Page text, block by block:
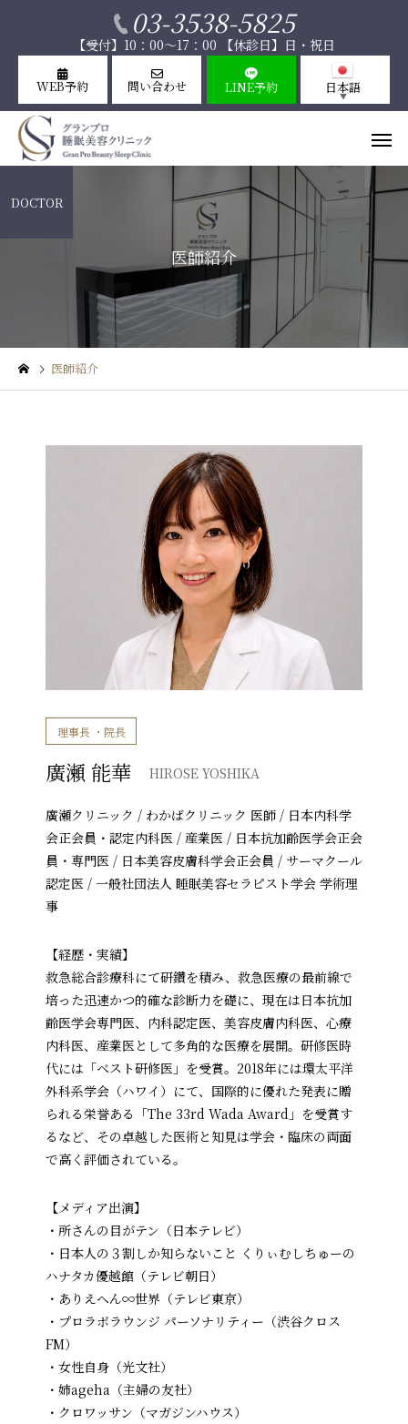
03-3538-5825
【受付】10：00～17：00 【休診日】日・祝日
WEB予約 問い合わせ LINE予約 日本語
▼
睡眠美容ケア
インナー
滴・注
医師紹介
DOCTOR
医師紹介
理事長 ・院長
廣瀬 能華 HIROSE YOSHIKA
廣瀬クリニック / わかばクリニック 医師 / 日本内科学
会正会員・認定内科医 / 産業医 / 日本抗加齢医学会正会
員・専門医 / 日本美容皮膚科学会正会員 / サーマクール
認定医 / 一般社団法人 睡眠美容セラピスト学会 学術理
事
【経歴・実績】
救急総合診療科にて研鑽を積み、救急医療の最前線で
培った迅速かつ的確な診断力を礎に、現在は日本抗加
齢医学会専門医、内科認定医、美容皮膚内科医、心療
内科医、産業医として多角的な医療を展開。研修医時
代には「ベスト研修医」を受賞。2018年には環太平洋
外科系学会（ハワイ）にて、国際的に優れた発表に贈
られる栄誉ある「The 33rd Wada Award」を受賞す
るなど、その卓越した医術と知見は学会・臨床の両面
で高く評価されている。
【メディア出演】
・所さんの目がテン（日本テレビ）
・日本人の３割しか知らないこと くりぃむしちゅーの
ハナタカ優越館（テレビ朝日）
・ありえへん∞世界（テレビ東京）
・プロラボラウンジ パーソナリティー（渋谷クロス
FM）
・女性自身（光文社）
・姉ageha（主婦の友社）
・クロワッサン（マガジンハウス）